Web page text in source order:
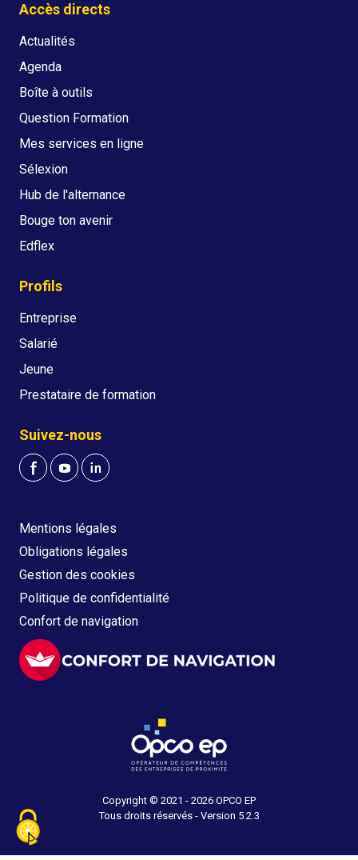
Accès directs
Actualités
Agenda
Boîte à outils
Question Formation
Mes services en ligne
Sélexion
Hub de l'alternance
Bouge ton avenir
Edflex
Profils
Entreprise
Salarié
Jeune
Prestataire de formation
Suivez-nous
Mentions légales
Obligations légales
Gestion des cookies
Politique de confidentialité
Confort de navigation
Copyright © 2021 - 2026 OPCO EP
Tous droits réservés - Version 5.2.3